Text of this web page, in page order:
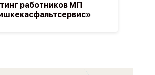
работников МП